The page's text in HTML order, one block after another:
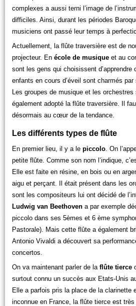
complexes a aussi terni l’image de
difficiles. Ainsi, durant les périodes
musiciens ont passé leur temps à
Actuellement, la flûte traversière est de
projecteur. Enécole de musique et au
sont les gens qui choisissent
enfants en cours d’éveil sont charmés
Les groupes de musique et les
également adopté la flûte traversière. Il
désormais au cœur de la tendance.
Les différents types de flûte
En premier lieu, il y a lepiccolo. On
petite flûte. Comme son nom l’indique,
Elle est faite en résine, en bois ou en
aigu et perçant. Il était présent dans les
sont les compositeurs lui ont décidé de
Ludwig van Beethoven a par exemple
piccolo dans ses 5èmes et 6 ème
Pastorale). Mais cette flûte a également
Antonio Vivaldi a découvert sa
concertos.
On va maintenant parler de laflûte tierce
surtout connu un succès aux Etats-Unis
Elle a parfois pris la place de la clarinette
inconnue en France, la flûte tierce est